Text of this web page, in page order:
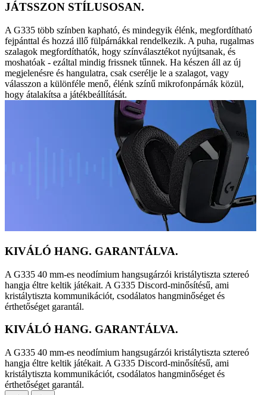
JÁTSSZON STÍLUSOSAN.
A G335 több színben kapható, és mindegyik élénk, megfordítható
fejpánttal és hozzá illő fülpárnákkal rendelkezik. A puha, rugalmas
szalagok megfordíthatók, hogy színválasztékot nyújtsanak, és
moshatóak - ezáltal mindig frissnek tűnnek. Ha készen áll az új
megjelenésre és hangulatra, csak cserélje le a szalagot, vagy
válasszon a különféle menő, élénk színű mikrofonpárnák közül,
hogy átalakítsa a játékbeállítását.
KIVÁLÓ HANG. GARANTÁLVA.
A G335 40 mm-es neodímium hangsugárzói kristálytiszta sztereó
hangja éltre keltik játékait. A G335 Discord-minősítésű, ami
kristálytiszta kommunikációt, csodálatos hangminőséget és
érthetőséget garantál.
KIVÁLÓ HANG. GARANTÁLVA.
A G335 40 mm-es neodímium hangsugárzói kristálytiszta sztereó
hangja éltre keltik játékait. A G335 Discord-minősítésű, ami
kristálytiszta kommunikációt, csodálatos hangminőséget és
érthetőséget garantál.